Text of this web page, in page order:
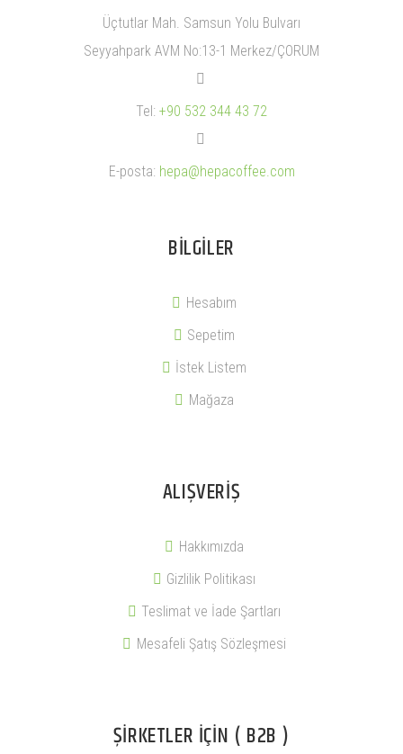
Üçtutlar Mah. Samsun Yolu Bulvarı
Seyyahpark AVM No:13-1 Merkez/ÇORUM


Tel: +90 532 344 43 72


E-posta: hepa@hepacoffee.com
BILGILER
Hesabım
Sepetim
İstek Listem
Mağaza
ALIŞVERIŞ
Hakkımızda
Gizlilik Politikası
Teslimat ve İade Şartları
Mesafeli Şatış Sözleşmesi
ŞIRKETLER İÇIN ( B2B )